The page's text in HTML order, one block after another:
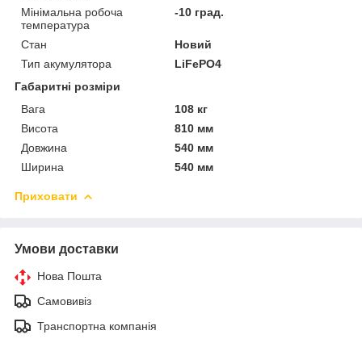
Мінімальна робоча
температура
-10 град.
Стан
Новий
Тип акумулятора
LiFePO4
Габаритні розміри
Вага
108 кг
Висота
810 мм
Довжина
540 мм
Ширина
540 мм
Приховати
Умови доставки
Нова Пошта
Самовивіз
Транспортна компанія